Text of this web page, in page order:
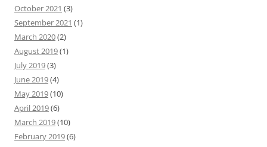
October 2021 (3)
September 2021 (1)
March 2020(2)
August 2019(1)
July 2019(3)
June 2019(4)
May 2019(10)
April 2019(6)
March 2019(10)
February 2019(6)